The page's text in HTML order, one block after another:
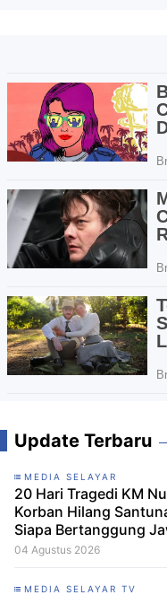
Update Terbaru
MEDIA SELAYAR
20 Hari Tragedi KM
Korban Hilang
Siapa Bertanggung
04 Agustus 2026
MEDIA SELAYAR TV